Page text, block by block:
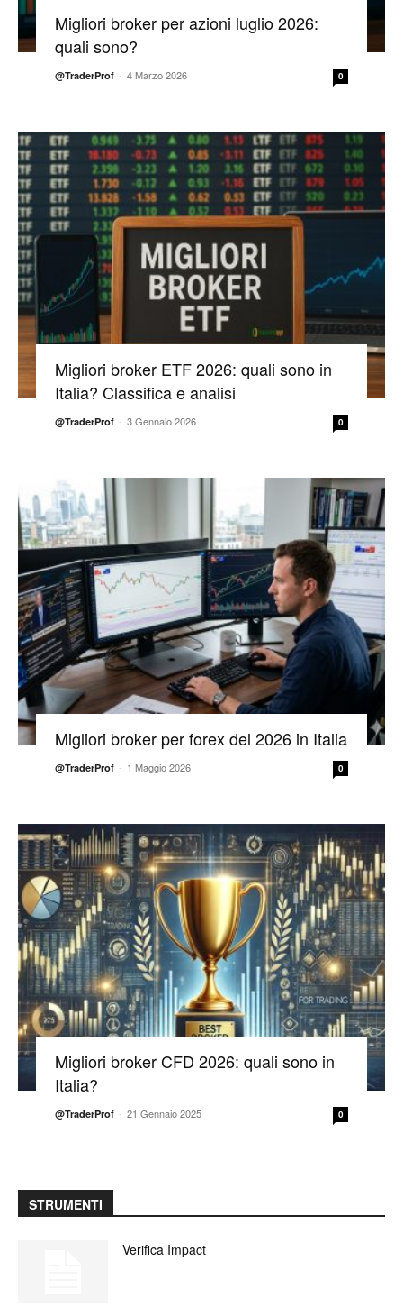
Migliori broker per azioni luglio 2026:
quali sono?
@TraderProf - 4 Marzo 2026 0
Migliori broker ETF 2026: quali sono in
Italia? Classifica e analisi
@TraderProf - 3 Gennaio 2026 0
Migliori broker per forex del 2026 in Italia
@TraderProf - 1 Maggio 2026 0
Migliori broker CFD 2026: quali sono in
Italia?
@TraderProf - 21 Gennaio 2025 0
STRUMENTI
Verifica Impact